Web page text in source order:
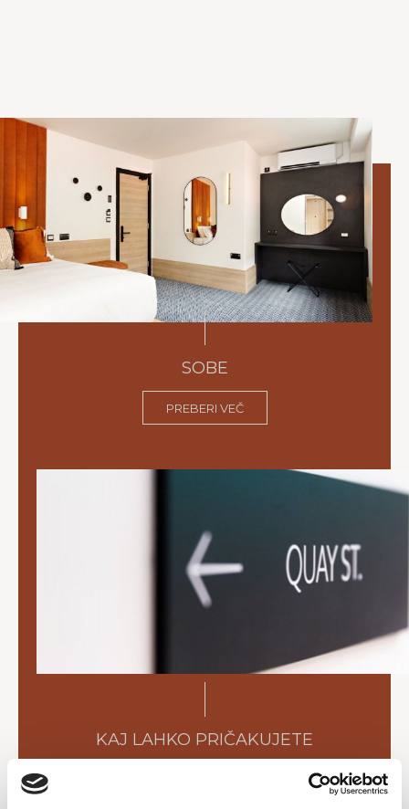
"OSTANITE PRI NAS ENKRAT IN
ZAGOTAVLJAMO, DA SE BOSTE ŽELELI
VRNITI!"
SOBE
PREBERI VEČ
KAJ LAHKO PRIČAKUJETE